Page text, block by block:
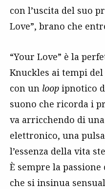
con l’uscita del suo
Love”, brano che
“Your Love” è la
Knuckles ai tempi
con un loop ipnotico
suono che ricorda i
va arricchendo di
elettronico, una
l’essenza della vita
È sempre la
che si insinua